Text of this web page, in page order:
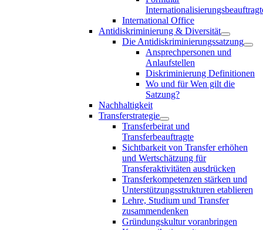
International Office
Antidiskriminierung & Diversität
Die Antidiskriminierungssatzung
Ansprechpersonen und
Anlaufstellen
Diskriminierung Definitionen
Wo und für Wen gilt die
Satzung?
Nachhaltigkeit
Transferstrategie
Transferbeirat und
Transferbeauftragte
Sichtbarkeit von Transfer erhöhen
und Wertschätzung für
Transferaktivitäten ausdrücken
Transferkompetenzen stärken und
Unterstützungsstrukturen etablieren
Lehre, Studium und Transfer
zusammendenken
Gründungskultur voranbringen